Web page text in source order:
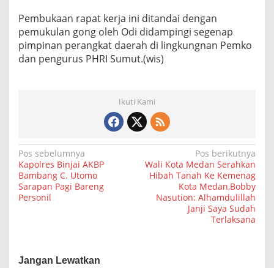
a
R
a
m
a
Pembukaan rapat kerja ini ditandai dengan
pemukulan gong oleh Odi didampingi segenap
pimpinan perangkat daerah di lingkungnan Pemko
dan pengurus PHRI Sumut.(wis)
Ikuti Kami
N
a
v
s
Pos sebelumnya
Kapolres Binjai AKBP
Bambang C. Utomo
Sarapan Pagi Bareng
Personil
Pos berikutnya
Wali Kota Medan Serahkan
Hibah Tanah Ke Kemenag
Kota Medan,Bobby
Nasution: Alhamdulillah
Janji Saya Sudah
Terlaksana
Jangan Lewatkan